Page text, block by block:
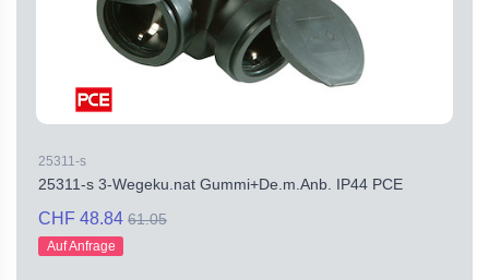
25311-s
25311-s 3-Wegeku.nat Gummi+De.m.Anb. IP44 PCE
CHF 48.84 61.05
Auf Anfrage